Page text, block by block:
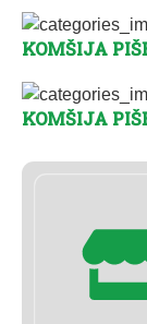
KOMŠIJA
KOMŠIJA